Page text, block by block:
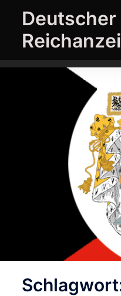
Inhalt
springen
Deutscher